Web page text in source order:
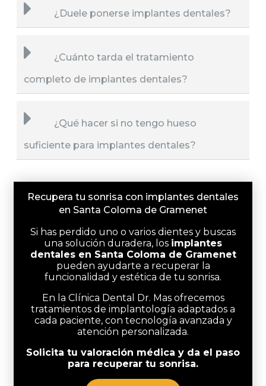
¿Duele ponerse implantes dentales?
¿Cuánto tarda el tratamiento
completo de implantes dentales?
¿Qué hacer si no tengo hueso
suficiente para implantes dentales?
Recupera tu sonrisa con implantes dentales
en Santa Coloma de Gramenet
Si has perdido uno o varios dientes y buscas
una solución duradera, los implantes
dentales en Santa Coloma de Gramenet
pueden ayudarte a recuperar la
funcionalidad y estética de tu sonrisa.
En la Clínica Dental Dr. Masofrecemos
tratamientos de implantología adaptados a
cada paciente, con tecnología avanzada y
atención personalizada.
Solicita tu valoración médica y da el paso
para recuperar tu sonrisa.